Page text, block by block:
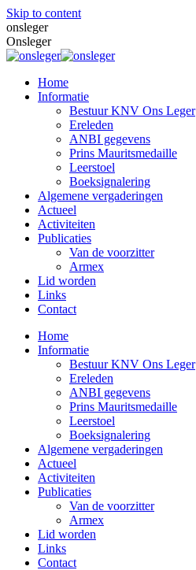
Skip to content
onsleger
Onsleger
Home
Informatie
Bestuur KNV Ons Leger
Ereleden
ANBI gegevens
Prins Mauritsmedaille
Leerstoel
Boeksignalering
Algemene vergaderingen
Actueel
Activiteiten
Publicaties
Van de voorzitter
Armex
Lid worden
Links
Contact
Home
Informatie
Bestuur KNV Ons Leger
Ereleden
ANBI gegevens
Prins Mauritsmedaille
Leerstoel
Boeksignalering
Algemene vergaderingen
Actueel
Activiteiten
Publicaties
Van de voorzitter
Armex
Lid worden
Links
Contact